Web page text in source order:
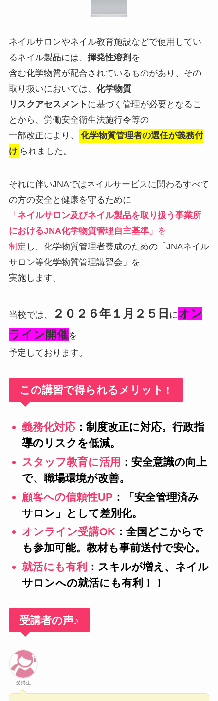
ネイルサロンやネイル教育施設などで使用してい
るネイル製品には、 揮発性溶剤 を
含む化学物質が配合されているものがあり、その
取り扱いにおいては、 化学物質
リスクアセスメント に基づく管理が必要となるこ
とから、労働安全衛生法施行令等の
一部改正により、
化学物質管理者の選任が義務付
け られました。
それに伴いJNAではネイルサービスに関わるすべて
の方の安全と健康を守るために
「 ネイルサロン及びネイル製品を取り扱う事業所
におけるJNA化学物質管理自主基準」を
制定 し、化学物質管理者養成のための「JNAネイル
サロン等化学物質管理講習会」を
実施します。
当校では、 ２０２６年１月２５日 にオン
ライン開催を
予定しております。
この講習で得られるメリット ！
義務化対応：制度改正に対応。行政指
導のリスクを低減。
スタッフ教育に活用 ：安全意識の向上
で、職場環境が改善。
顧客への信頼性UP ：「安全管理済み
サロン」として差別化。
オンライン受講OK：全国どこからで
も参加可能。教材も事前送付で安心。
就活にも有利 ：スキルが増え、ネイル
サロンへの就活にも有利！！
受講者の声♪
受講生